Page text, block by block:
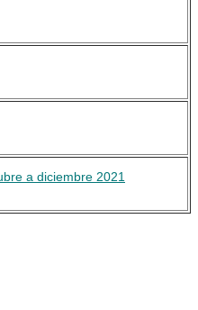
a diciembre 2021